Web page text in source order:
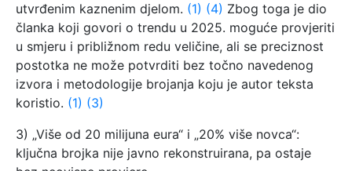
utvrđenim kaznenim djelom. (1) (4) Zbog toga je dio
članka koji govori o trendu u 2025. moguće provjeriti
u smjeru i približnom redu veličine, ali se preciznost
postotka ne može potvrditi bez točno navedenog
izvora i metodologije brojanja koju je autor teksta
koristio. (1) (3)
3) „Više od 20 milijuna eura“ i „20% više novca“:
ključna brojka nije javno rekonstruirana, pa ostaje